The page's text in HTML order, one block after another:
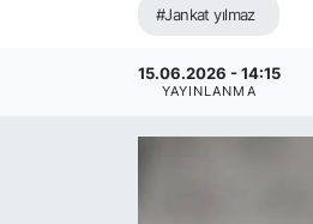
#Jankat yılmaz
15.06.2026 - 14:15
YAYINLANMA